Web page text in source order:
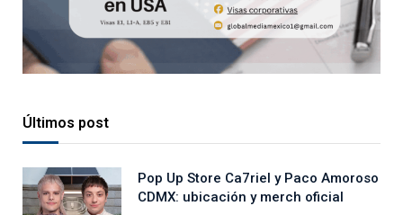
Últimos post
Pop Up Store Ca7riel y Paco Amoroso
CDMX: ubicación y merch oficial